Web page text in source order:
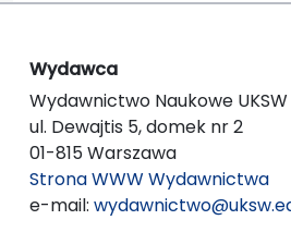
Wydawca
Wydawnictwo Naukowe UKSW
ul. Dewajtis 5, domek nr 2
01-815 Warszawa
Strona WWW Wydawnictwa
e-mail: